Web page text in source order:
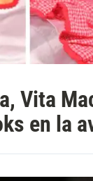
Vita
en la